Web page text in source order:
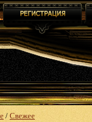
/ Свежее